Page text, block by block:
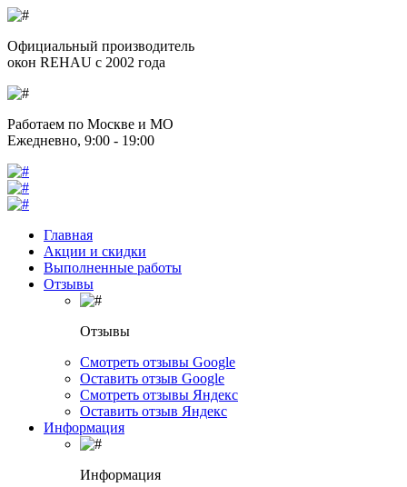
Официальный производитель
окон REHAU с 2002 года
Работаем по Москве и МО
Ежедневно, 9:00 - 19:00
Главная
Акции и скидки
Выполненные работы
Отзывы
Отзывы
Смотреть отзывы Google
Оставить отзыв Google
Смотреть отзывы Яндекс
Оставить отзыв Яндекс
Информация
Информация